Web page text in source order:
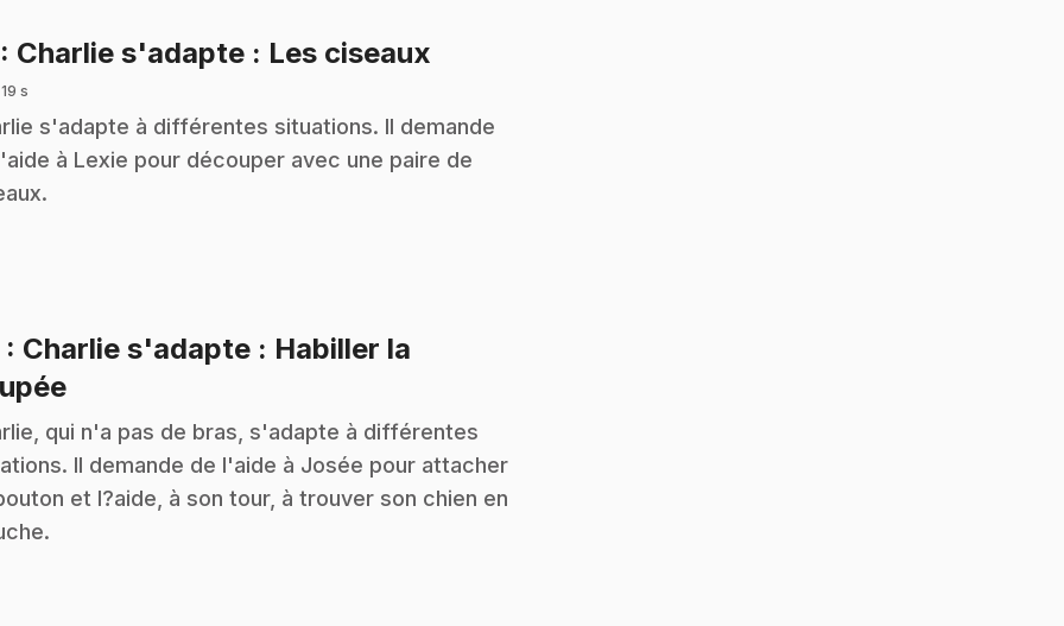
: Charlie s'adapte : Les ciseaux
s
s'adapte à différentes situations. Il demande
à Lexie pour découper avec une paire de
: Charlie s'adapte : Habiller la
.
qui n'a pas de bras, s'adapte à différentes
Il demande de l'aide à Josée pour attacher
et l?aide, à son tour, à trouver son chien en